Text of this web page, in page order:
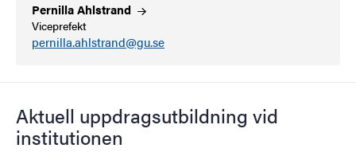
PernillaAhlstrand
Viceprefekt
pernilla.ahlstrand@gu.se
Aktuell uppdragsutbildning vid
institutionen